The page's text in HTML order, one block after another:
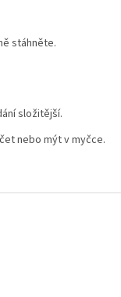
stáhněte.
složitější.
nebo mýt v myčce.